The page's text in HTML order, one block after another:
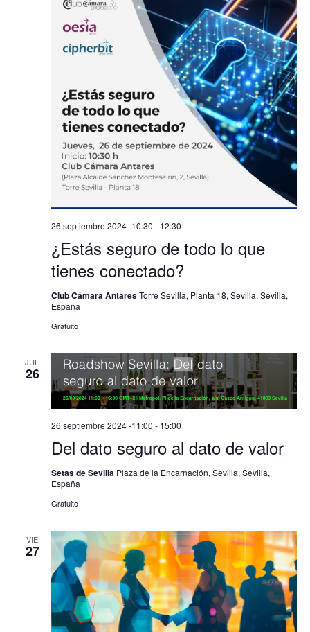
¿Estás seguro de todo lo que
tienes conectado?
26 septiembre 2024 -10:30 - 12:30
Club Cámara AntaresTorre Sevilla, Planta 18, Sevilla, Sevilla,
España
Gratuito
JUE
26
Del dato seguro al dato de valor
26 septiembre 2024 -11:00 - 15:00
Setas de Sevilla Plaza de la Encarnación, Sevilla, Sevilla,
España
Gratuito
VIE
27